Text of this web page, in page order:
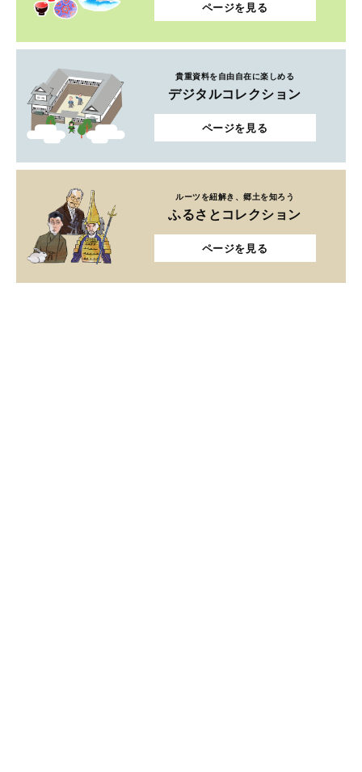
ページを見る
貴重資料を自由自在に楽しめる
デジタルコレクション
ページを見る
ルーツを紐解き、郷土を知ろう
ふるさとコレクション
ページを見る